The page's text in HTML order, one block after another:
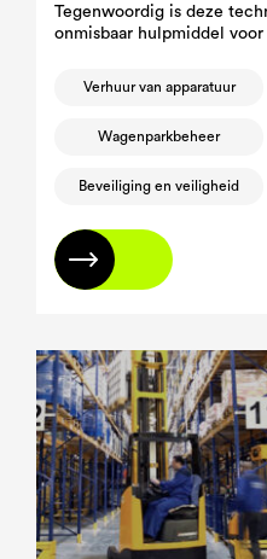
Tegenwoordig is deze
onmisbaar hulpmiddel
besluitvorming mogelijk
verbeteren van de
Verhuur van apparatuur
Wagenparkbeheer
Beveiliging en veiligheid
Lees meer